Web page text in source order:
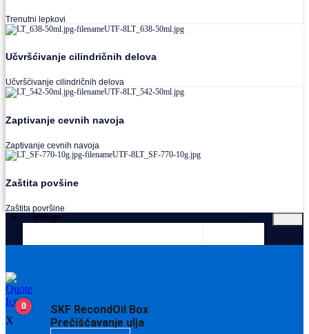
Trenutni lepkovi
Učvršćivanje cilindričnih delova
Učvršćivanje cilindričnih delova
Zaptivanje cevnih navoja
Zaptivanje cevnih navoja
Zaštita povšine
Zaštita površine
Usluge
SKF RecondOil Box
Prečišćavanje ulja
0
X